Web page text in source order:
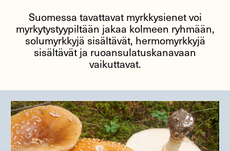
Suomessa tavattavat myrkkysienet voi
myrkytystyypiltään jakaa kolmeen ryhmään,
solumyrkkyjä sisältävät, hermomyrkkyjä
sisältävät ja ruoansulatuskanavaan
vaikuttavat.